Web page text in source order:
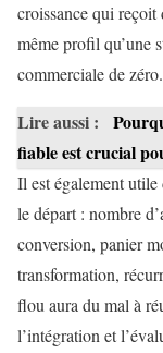
croissance qui reçoit
même profil qu’une
commerciale de zéro.
Lire aussi :
fiable est crucial
Il est également
le départ : nombre
conversion, panier
transformation,
flou aura du mal à
l’intégration et